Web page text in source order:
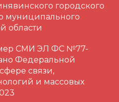
городского
муниципального
области
СМИ ЭЛ ФС №77-
Федеральной
связи,
и массовых